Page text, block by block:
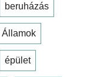
beruházás
Államok
épület